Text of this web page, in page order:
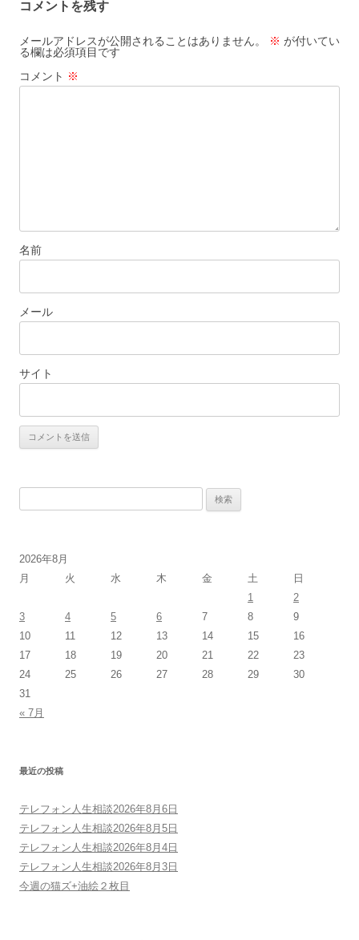
ビ
ゲ
ー
シ
コメントを残す
メールアドレスが公開されることはありません。 ※ が付いてい
る欄は必須項目です
コメント ※
名前
メール
サイト
索:
2026年8月
月
火 水 木 金 土
日
1
2
3
4 5 6 7 8
9
10
11 12 13 14 15
16
17
18 19 20 21 22
23
24
25 26 27 28 29
30
31
« 7月
最近の投稿
テレフォン人生相談2026年8月6日
テレフォン人生相談2026年8月5日
テレフォン人生相談2026年8月4日
テレフォン人生相談2026年8月3日
今週の猫ズ+油絵２枚目